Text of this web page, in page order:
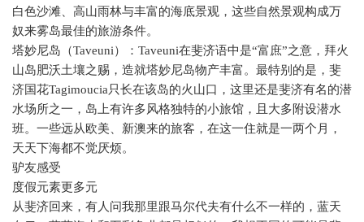
白色沙滩、高山雨林与丰富的海底景观，这些自然景观构成万
奴来雾岛最佳的旅游条件。
塔妙尼岛（Taveuni）： Taveuni在斐济语中是“富庶”之意，拜火
山岛肥沃土壤之赐，造就塔妙尼岛物产丰富。最特别的是，斐
济国花Tagimoucia只长在该岛的火山口，这里还是斐济有名的潜
水场所之一，岛上有许多风格独特的小旅馆，且大多附设潜水
班。一些远从欧美、新澳来的旅客，在这一住就是一两个月，
天天下海都不觉厌烦。
驴友感受
度假元素更多元
从斐济回来，有人问我那里跟马尔代夫有什么不一样的，蓝天